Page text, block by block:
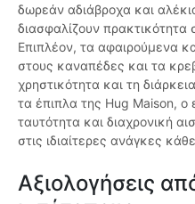
δωρεάν αδιάβροχα και
διασφαλίζουν πρακτικότητα
Επιπλέον, τα αφαιρούμενα
στους καναπέδες και τα
χρηστικότητα και τη
τα έπιπλα της Hug Maison,
ταυτότητα και διαχρονική
στις ιδιαίτερες ανάγκες
Αξιολογήσεις